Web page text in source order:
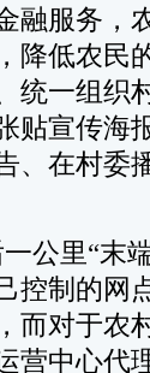
融服务，
降低农民
统一组织
贴宣传海
、在村委
里“末端
控制的网
而对于农
中心代